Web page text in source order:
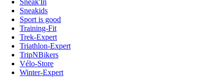
Sneak'In
Sneakids
Sport is good
Training-Fit
Trek-Expert
Triathlon-Expert
TripNBikers
Vélo-Store
Winter-Expert